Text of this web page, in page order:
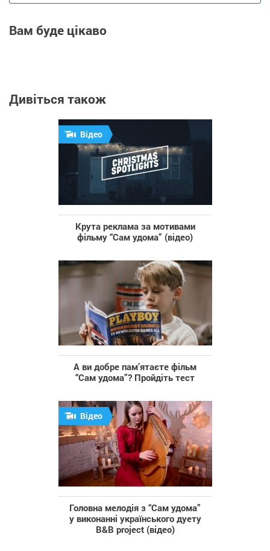
Вам буде цікаво
Дивіться також
Відео
Крута реклама за мотивами
фільму “Сам удома” (відео)
А ви добре пам’ятаєте фільм
“Сам удома”? Пройдіть тест
Відео
Головна мелодія з “Сам удома”
у виконанні українського дуету
B&B project (відео)